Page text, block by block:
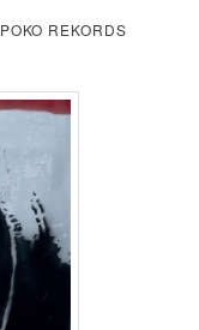
POKO REKORDS